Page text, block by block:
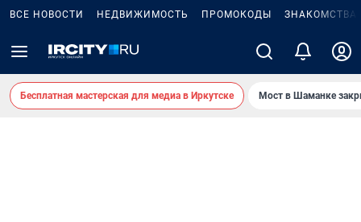
ВСЕ НОВОСТИ НЕДВИЖИМОСТЬ ПРОМОКОДЫ ЗНАКОМСТВА
Бесплатная мастерская для медиа в Иркутске Мост в Шаманке